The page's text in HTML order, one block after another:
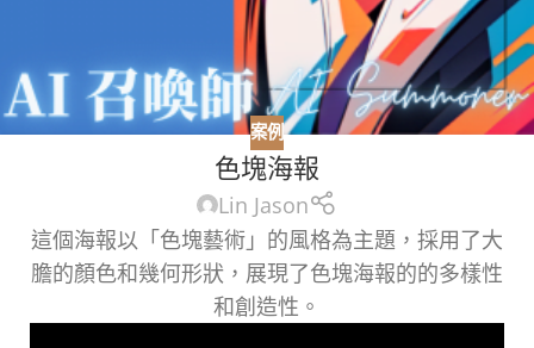
案例
色塊海報
Lin Jason
這個海報以「色塊藝術」的風格為主題，採用了大
膽的顏色和幾何形狀，展現了色塊海報的的多樣性
和創造性。